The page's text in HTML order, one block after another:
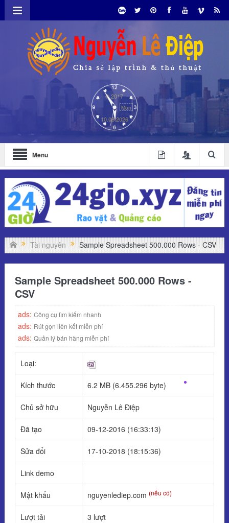
© 2017
Mon
10.08.2026
Menu
Tài nguyên Sample Spreadsheet 500.000 Rows - CSV
Sample Spreadsheet 500.000 Rows -
CSV
ads: Công cụ tìm kiếm nhanh
ads: Rút gọn liên kết miễn phí
ads: Quản lý bán hàng miễn phí
Loại:
Kích thước 6.2 MB (6.455.296 byte)
Chủ sở hữu Nguyễn Lê Điệp
Đã tạo 09-12-2016 (16:33:13)
Sửa đổi 17-10-2018 (18:15:36)
Link demo
Mật khẩu nguyenlediep.com (nếu có)
Lượt tải 3 lượt